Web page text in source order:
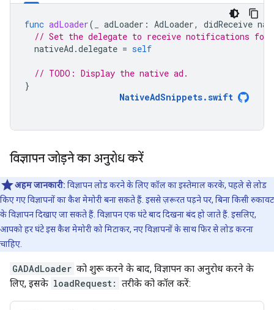
func adLoader( adLoader : AdLoader, didReceive
// Set the delegate to receive notifications
nativeAd .delegate = self
// TODO: Display the native ad.
}
NativeAdSnippets.swift
विज्ञापन जोड़ने का अनुरोध करें
अहम जानकारी: विज्ञापन लोड करने के लिए कॉल का इस्तेमाल करके, पहले से लोड
किए गए विज्ञापनों का कैश मेमोरी बना सकते हैं. इससे ज़रूरत पड़ने पर, बिना किसी रुकावट
के विज्ञापन दिखाए जा सकते हैं. विज्ञापन एक घंटे बाद दिखना बंद हो जाते हैं. इसलिए,
आपको हर घंटे इस कैश मेमोरी को मिटाकर, नए विज्ञापनों के साथ फिर से लोड करना
चाहिए.
GADAdLoader को शुरू करने के बाद, विज्ञापन का अनुरोध करने के
लिए, इसके loadRequest: तरीके को कॉल करें: